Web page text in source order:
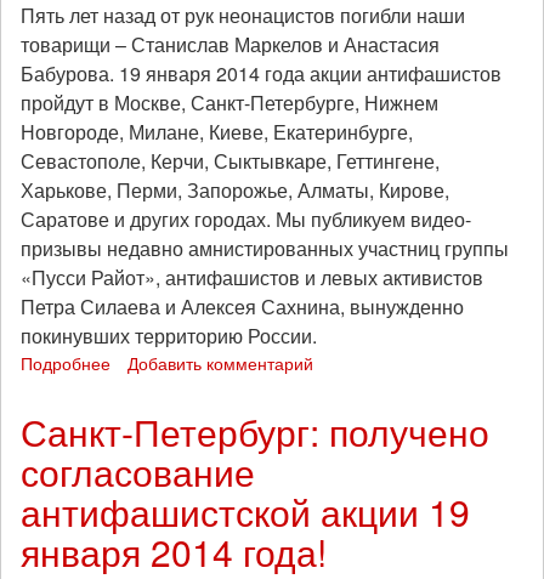
Москвы
Пять лет назад от рук неонацистов погибли наши
товарищи – Станислав Маркелов и Анастасия
Бабурова. 19 января 2014 года акции антифашистов
пройдут в Москве, Санкт-Петербурге, Нижнем
Новгороде, Милане, Киеве, Екатеринбурге,
Севастополе, Керчи, Сыктывкаре, Геттингене,
Харькове, Перми, Запорожье, Алматы, Кирове,
Саратове и других городах. Мы публикуем видео-
призывы недавно амнистированных участниц группы
«Пусси Райот», антифашистов и левых активистов
Петра Силаева и Алексея Сахнина, вынужденно
покинувших территорию России.
Подробнее
и
антифашисты
призывают
выйти
на
Добавить комментарий
Санкт-Петербург: получено
согласование
антифашистской акции 19
января 2014 года!